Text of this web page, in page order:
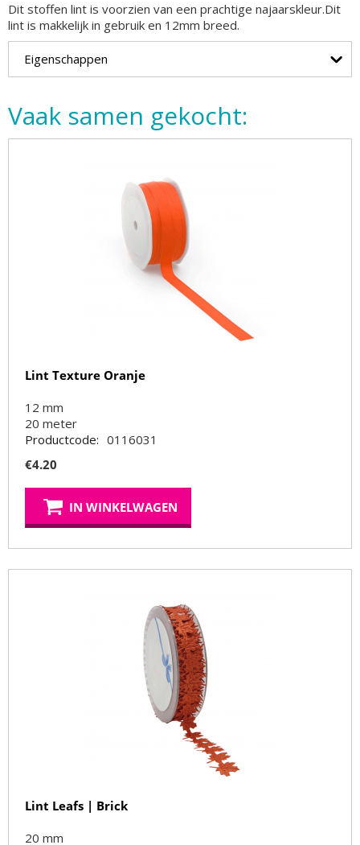
Dit stoffen lint is voorzien van een prachtige najaarskleur.Dit
lint is makkelijk in gebruik en 12mm breed.
Eigenschappen
Vaak samen gekocht:
Lint Texture Oranje
12 mm
20 meter
Productcode: 0116031
€4.20
IN WINKELWAGEN
Lint Leafs | Brick
20 mm